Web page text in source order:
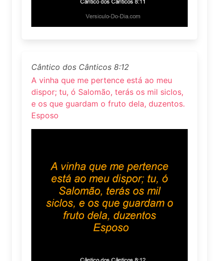
Cântico dos Cânticos 8:12
A vinha que me pertence está ao meu
dispor; tu, ó Salomão, terás os mil siclos,
e os que guardam o fruto dela, duzentos.
Esposo